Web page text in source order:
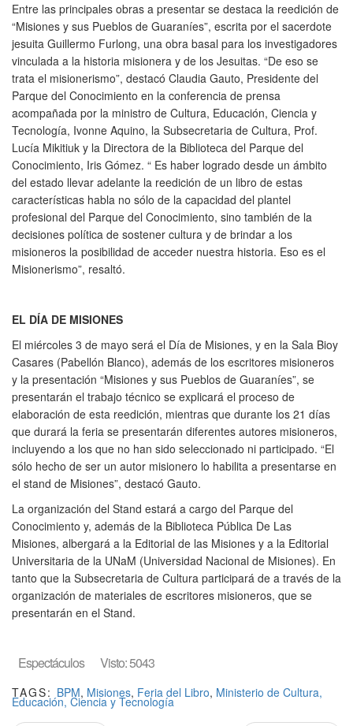
Entre las principales obras a presentar se destaca la reedición de
“Misiones y sus Pueblos de Guaraníes”, escrita por el sacerdote
jesuita Guillermo Furlong, una obra basal para los investigadores
vinculada a la historia misionera y de los Jesuitas. “De eso se
trata el misionerismo”, destacó Claudia Gauto, Presidente del
Parque del Conocimiento en la conferencia de prensa
acompañada por la ministro de Cultura, Educación, Ciencia y
Tecnología, Ivonne Aquino, la Subsecretaria de Cultura, Prof.
Lucía Mikitiuk y la Directora de la Biblioteca del Parque del
Conocimiento, Iris Gómez. “ Es haber logrado desde un ámbito
del estado llevar adelante la reedición de un libro de estas
características habla no sólo de la capacidad del plantel
profesional del Parque del Conocimiento, sino también de la
decisiones política de sostener cultura y de brindar a los
misioneros la posibilidad de acceder nuestra historia. Eso es el
Misionerismo”, resaltó.
EL DÍA DE MISIONES
El miércoles 3 de mayo será el Día de Misiones, y en la Sala Bioy
Casares (Pabellón Blanco), además de los escritores misioneros
y la presentación “Misiones y sus Pueblos de Guaraníes”, se
presentarán el trabajo técnico se explicará el proceso de
elaboración de esta reedición, mientras que durante los 21 días
que durará la feria se presentarán diferentes autores misioneros,
incluyendo a los que no han sido seleccionado ni participado. “El
sólo hecho de ser un autor misionero lo habilita a presentarse en
el stand de Misiones”, destacó Gauto.
La organización del Stand estará a cargo del Parque del
Conocimiento y, además de la Biblioteca Pública De Las
Misiones, albergará a la Editorial de las Misiones y a la Editorial
Universitaria de la UNaM (Universidad Nacional de Misiones). En
tanto que la Subsecretaria de Cultura participará de a través de la
organización de materiales de escritores misioneros, que se
presentarán en el Stand.
Espectáculos Visto: 5043
TAGS: BPM, Misiones, Feria del Libro, Ministerio de Cultura,
Educación, Ciencia y Tecnología